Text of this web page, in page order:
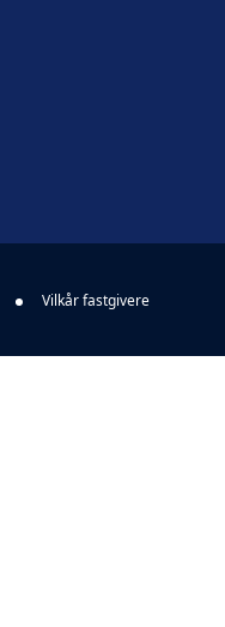
Vilkår fastgivere